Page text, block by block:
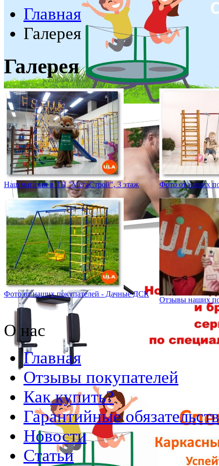
Главная
Галерея
Галерея
Наш магазин в ТЦ "МегаСтрой", 3 этаж Фото от наших
Фото от наших покупателей - Дачные ДСК
Отзывы наших
О нас
Главная
Отзывы покупателей
Как купить?
Гарантийные
Новости
Статьи